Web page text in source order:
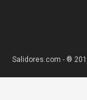
Salidores.com - ®